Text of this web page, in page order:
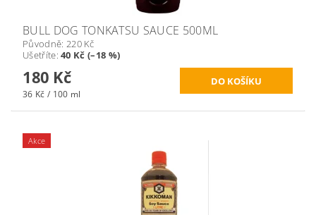
BULL DOG TONKATSU SAUCE 500ML
Původně: 220 Kč
Ušetříte:40 Kč (–18 %)
180 Kč
36 Kč / 100 ml
Akce